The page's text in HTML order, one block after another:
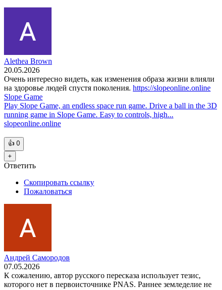
Alethea Brown
20.05.2026
Очень интересно видеть, как изменения образа жизни влияли
на здоровье людей спустя поколения. https://slopeonline.online
Slope Game
Play Slope Game, an endless space run game. Drive a ball in the 3D
running game in Slope Game. Easy to controls, high...
slopeonline.online
👍 0
+
Ответить
Скопировать ссылку
Пожаловаться
Андрей Самородов
07.05.2026
К сожалению, автор русского пересказа использует тезис,
которого нет в первоисточнике PNAS. Раннее земледелие не